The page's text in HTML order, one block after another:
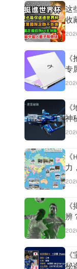
这
收
专
神
力
辨
影
秘